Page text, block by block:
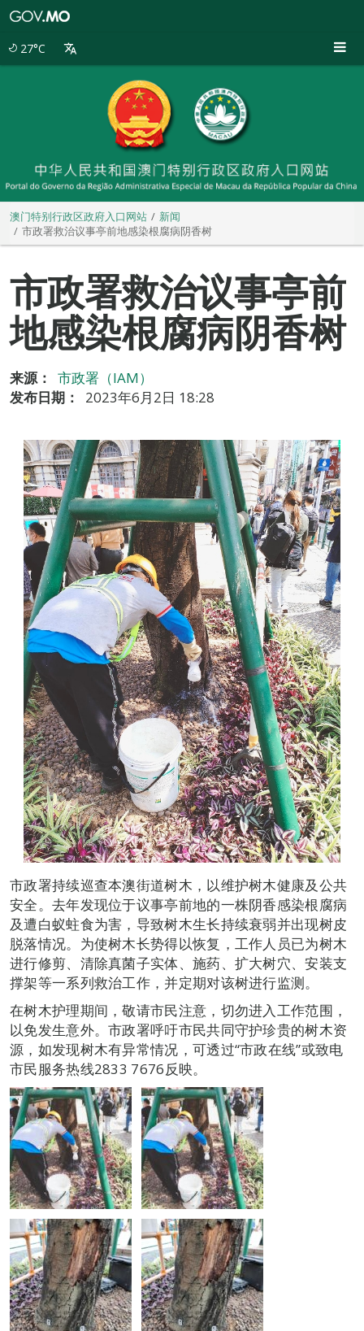
27°C
澳门特别行政区政府入口网站
新闻
市政署救治议事亭前地感染根腐病阴香树
市政署救治议事亭前
地感染根腐病阴香树
来源：
市政署（IAM）
发布日期：
2023年6月2日 18:28
市政署持续巡查本澳街道树木，以维护树木健康及公共
安全。去年发现位于议事亭前地的一株阴香感染根腐病
及遭白蚁蛀食为害，导致树木生长持续衰弱并出现树皮
脱落情况。为使树木长势得以恢复，工作人员已为树木
进行修剪、清除真菌子实体、施药、扩大树穴、安装支
撑架等一系列救治工作，并定期对该树进行监测。
在树木护理期间，敬请市民注意，切勿进入工作范围，
以免发生意外。市政署呼吁市民共同守护珍贵的树木资
源，如发现树木有异常情况，可透过“市政在线”或致电
市民服务热线2833 7676反映。